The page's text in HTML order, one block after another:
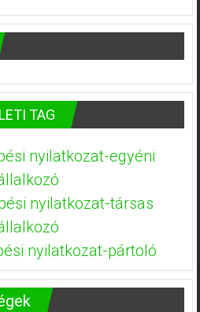
TAG
nyilatkozat-egyéni
nyilatkozat-társas
nyilatkozat-pártoló